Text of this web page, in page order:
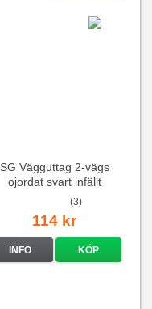
SG Vägguttag 2-vägs
ojordat svart infällt
16A/250V
(3)
114 kr
INFO KÖP